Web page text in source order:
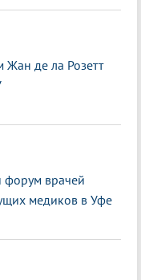
де ла Розетт
форум врачей
медиков в Уфе